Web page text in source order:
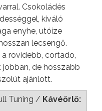
Csokoládés
kiváló
enyhe, utóíze
lecsengő.
rövidebb, cortado,
de hosszabb
ajánlott.
Tuning / Kávéőrlő: